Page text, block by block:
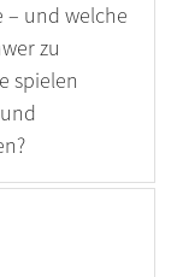
– und welche
zu
spielen